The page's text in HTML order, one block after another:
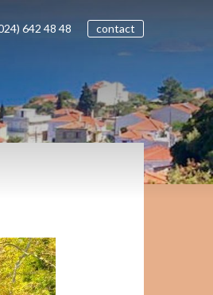
642 48 48 contact